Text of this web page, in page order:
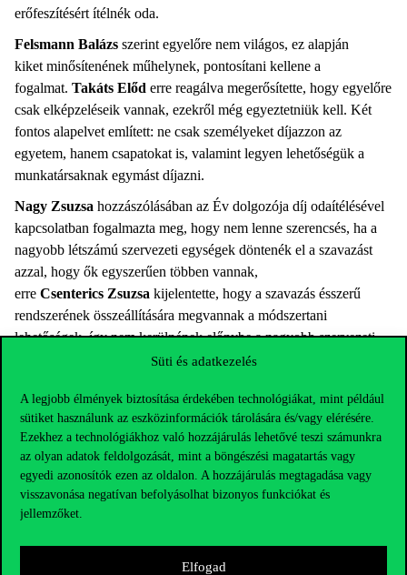
Süti és adatkezelés
A legjobb élmények biztosítása érdekében technológiákat, mint például
sütiket használunk az eszközinformációk tárolására és/vagy elérésére.
Ezekhez a technológiákhoz való hozzájárulás lehetővé teszi számunkra
az olyan adatok feldolgozását, mint a böngészési magatartás vagy
egyedi azonosítók ezen az oldalon. A hozzájárulás megtagadása vagy
visszavonása negatívan befolyásolhat bizonyos funkciókat és
jellemzőket.
Elfogad
erőfeszítésért ítélnék oda.
Felsmann Balázs szerint egyelőre nem világos, ez alapján
kiket minősítenének műhelynek, pontosítani kellene a
fogalmat. Takáts Előd erre reagálva megerősítette, hogy egyelőre
csak elképzeléseik vannak, ezekről még egyeztetniük kell. Két
fontos alapelvet említett: ne csak személyeket díjazzon az
egyetem, hanem csapatokat is, valamint legyen lehetőségük a
munkatársaknak egymást díjazni.
Nagy Zsuzsa hozzászólásában az Év dolgozója díj odaítélésével
kapcsolatban fogalmazta meg, hogy nem lenne szerencsés, ha a
nagyobb létszámú szervezeti egységek döntenék el a szavazást
azzal, hogy ők egyszerűen többen vannak,
erre Csenterics Zsuzsa kijelentette, hogy a szavazás ésszerű
rendszerének összeállítására megvannak a módszertani
lehetőségek, így nem kerülnének előnybe a nagyobb szervezeti
értékrendszeréről Bodnár Éva beszélt a Szenátusnak. A cél, hogy
az oktatási kiválóságokat azonosítsák és szakmai elismerést
adjanak érte, azonosítsák az egyetem által támogatandónak ítélt jó
gyakorlatokat, segítsék az
oktatókat a fejlődésben, valamint szakmai értékelést és
visszajelzést adjanak számukra. Több mint 20 workshopot
tartottak, elmentek minden intézetbe a koncepcióval, ami rengeteg
diskurzust eredményezett. A tapasztalat szerint örülnek a